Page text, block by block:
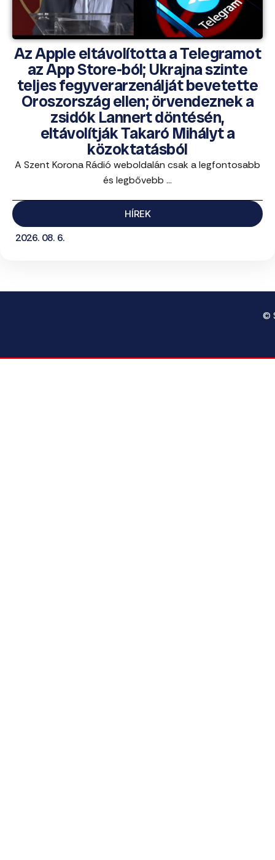
Az Apple eltávolította a Telegramot
az App Store-ból; Ukrajna szinte
teljes fegyverarzenálját bevetette
Oroszország ellen; örvendeznek a
zsidók Lannert döntésén,
eltávolítják Takaró Mihályt a
közoktatásból
A Szent Korona Rádió weboldalán csak a legfontosabb
és legbővebb ...
HÍREK
2026. 08. 6.
©